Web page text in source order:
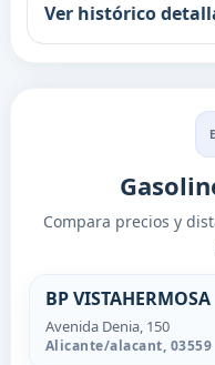
Ver histórico
Compara precios y
BP VISTAHERMOSA
Avenida Denia, 150
Alicante/alacant, 03559